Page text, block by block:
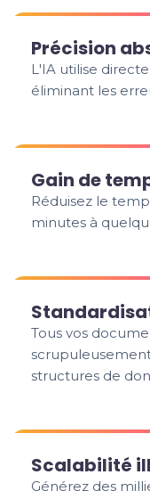
Précision
L'IA utilise
éliminant les
Gain de
Réduisez le
minutes à
Tous vos
structures de
Scalabilité
Générez des